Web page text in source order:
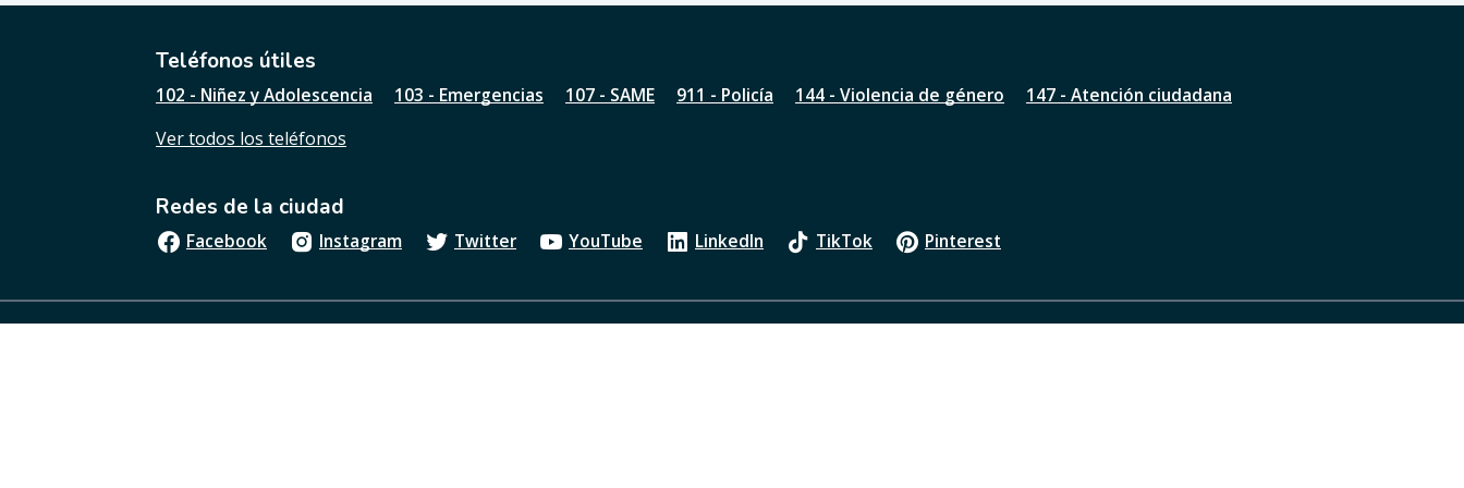
t
l
s
a
g
i
n
?
Teléfonos útiles
102 - Niñez y Adolescencia 103 - Emergencias 107 - SAME 911 - Policía 144 - Violencia de género
147 - Atención ciudadana
Ver todos los teléfonos
Redes de la ciudad
Facebook Instagram Twitter YouTube LinkedIn TikTok Pinterest